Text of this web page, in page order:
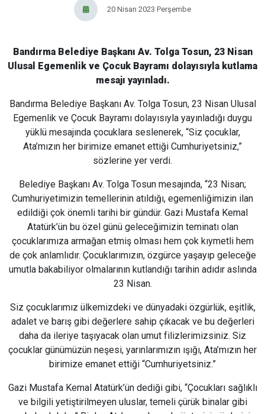
20 Nisan 2023 Perşembe
Bandırma Belediye Başkanı Av. Tolga Tosun, 23 Nisan
Ulusal Egemenlik ve Çocuk Bayramı dolayısıyla kutlama
mesajı yayınladı.
Bandırma Belediye Başkanı Av. Tolga Tosun, 23 Nisan Ulusal
Egemenlik ve Çocuk Bayramı dolayısıyla yayınladığı duygu
yüklü mesajında çocuklara seslenerek, “Siz çocuklar,
Ata’mızın her birimize emanet ettiği Cumhuriyetsiniz,”
sözlerine yer verdi.
Belediye Başkanı Av. Tolga Tosun mesajında, “23 Nisan;
Cumhuriyetimizin temellerinin atıldığı, egemenliğimizin ilan
edildiği çok önemli tarihi bir gündür. Gazi Mustafa Kemal
Atatürk’ün bu özel günü geleceğimizin teminatı olan
çocuklarımıza armağan etmiş olması hem çok kıymetli hem
de çok anlamlıdır. Çocuklarımızın, özgürce yaşayıp geleceğe
umutla bakabiliyor olmalarının kutlandığı tarihin adıdır aslında
23 Nisan.
Siz çocuklarımız ülkemizdeki ve dünyadaki özgürlük, eşitlik,
adalet ve barış gibi değerlere sahip çıkacak ve bu değerleri
daha da ileriye taşıyacak olan umut filizlerimizsiniz. Siz
çocuklar günümüzün neşesi, yarınlarımızın ışığı, Ata’mızın her
birimize emanet ettiği “Cumhuriyetsiniz.”
Gazi Mustafa Kemal Atatürk’ün dediği gibi, “Çocukları sağlıklı
ve bilgili yetiştirilmeyen uluslar, temeli çürük binalar gibi